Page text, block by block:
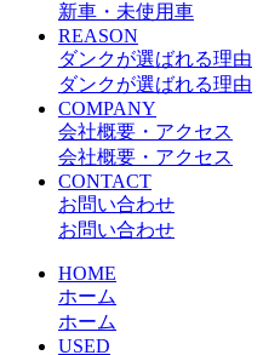
新車・未使用車
REASON
ダンクが選ばれる理由
ダンクが選ばれる理由
COMPANY
会社概要・アクセス
会社概要・アクセス
CONTACT
お問い合わせ
お問い合わせ
HOME
ホーム
ホーム
USED